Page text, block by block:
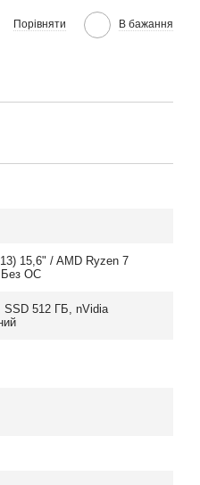
Порівняти В бажання
15,6" / AMD Ryzen 7
Без ОС
SSD 512 ГБ, nVidia